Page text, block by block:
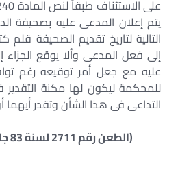
يتم إعلان المدعى عليه بصحيفة
التالية لتاريخ تقديم الصحيفة
إلى فعل المدعى وألا يوقع
عليه مع جعل أمر توقيعه رغم
للمحكمة ليكون لها مكنة
التداعى فى هذا الشأن وتقدر أيهما
(الطعن رقم 2711 لسنة 83 جلسة 2017/02/02)